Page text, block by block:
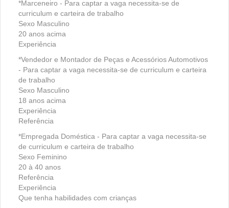
*Marceneiro - Para captar a vaga necessita-se de
curriculum e carteira de trabalho
Sexo Masculino
20 anos acima
Experiência
*Vendedor e Montador de Peças e Acessórios Automotivos
- Para captar a vaga necessita-se de curriculum e carteira
de trabalho
Sexo Masculino
18 anos acima
Experiência
Referência
*Empregada Doméstica - Para captar a vaga necessita-se
de curriculum e carteira de trabalho
Sexo Feminino
20 à 40 anos
Referência
Experiência
Que tenha habilidades com crianças